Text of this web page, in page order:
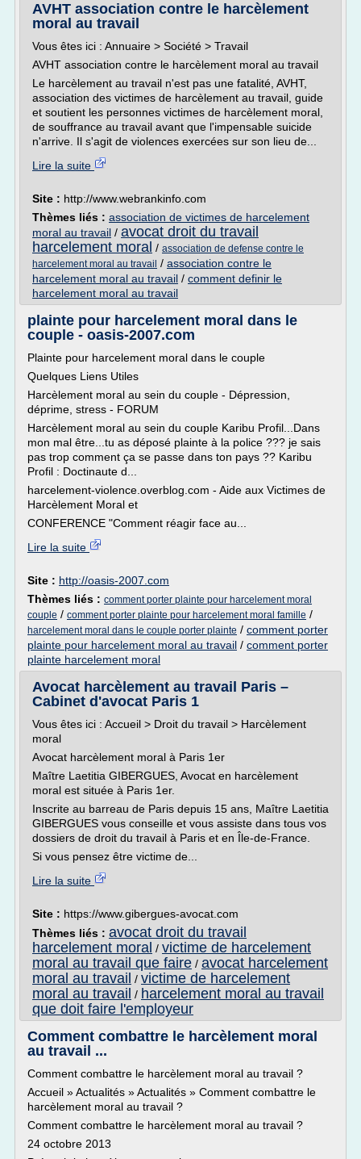
AVHT association contre le harcèlement
moral au travail
Vous êtes ici : Annuaire > Société > Travail
AVHT association contre le harcèlement moral au travail
Le harcèlement au travail n'est pas une fatalité, AVHT,
association des victimes de harcèlement au travail, guide
et soutient les personnes victimes de harcèlement moral,
de souffrance au travail avant que l'impensable suicide
n'arrive. Il s'agit de violences exercées sur son lieu de...
Lire la suite
Site : http://www.webrankinfo.com
Thèmes liés : association de victimes de harcelement
moral au travail / avocat droit du travail
harcelement moral / association de defense contre le
harcelement moral au travail / association contre le
harcelement moral au travail / comment definir le
harcelement moral au travail
plainte pour harcelement moral dans le
couple - oasis-2007.com
Plainte pour harcelement moral dans le couple
Quelques Liens Utiles
Harcèlement moral au sein du couple - Dépression,
déprime, stress - FORUM
Harcèlement moral au sein du couple Karibu Profil...Dans
mon mal être...tu as déposé plainte à la police ??? je sais
pas trop comment ça se passe dans ton pays ?? Karibu
Profil : Doctinaute d...
harcelement-violence.overblog.com - Aide aux Victimes de
Harcèlement Moral et
CONFERENCE "Comment réagir face au...
Lire la suite
Site : http://oasis-2007.com
Thèmes liés : comment porter plainte pour harcelement moral
couple / comment porter plainte pour harcelement moral famille /
harcelement moral dans le couple porter plainte / comment porter
plainte pour harcelement moral au travail / comment porter
plainte harcelement moral
Avocat harcèlement au travail Paris –
Cabinet d'avocat Paris 1
Vous êtes ici : Accueil > Droit du travail > Harcèlement
moral
Avocat harcèlement moral à Paris 1er
Maître Laetitia GIBERGUES, Avocat en harcèlement
moral est située à Paris 1er.
Inscrite au barreau de Paris depuis 15 ans, Maître Laetitia
GIBERGUES vous conseille et vous assiste dans tous vos
dossiers de droit du travail à Paris et en Île-de-France.
Si vous pensez être victime de...
Lire la suite
Site : https://www.gibergues-avocat.com
Thèmes liés : avocat droit du travail
harcelement moral / victime de harcelement
moral au travail que faire / avocat harcelement
moral au travail / victime de harcelement
moral au travail / harcelement moral au travail
que doit faire l'employeur
Comment combattre le harcèlement moral
au travail ...
Comment combattre le harcèlement moral au travail ?
Accueil » Actualités » Actualités » Comment combattre le
harcèlement moral au travail ?
Comment combattre le harcèlement moral au travail ?
24 octobre 2013